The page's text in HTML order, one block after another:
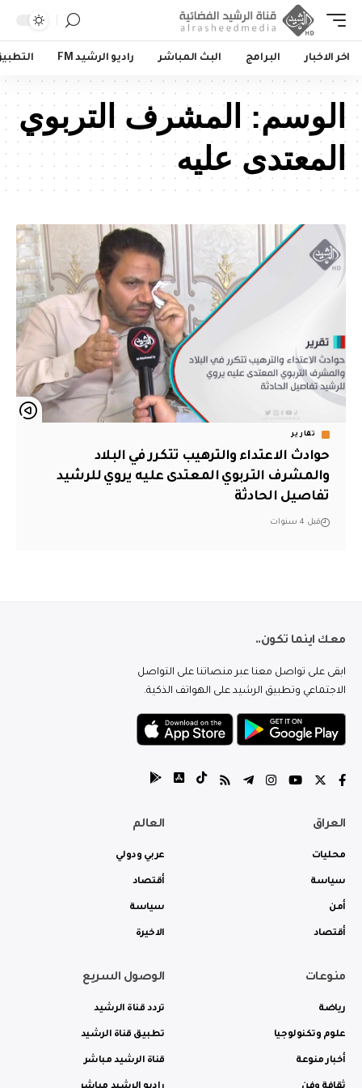
اخر الاخبار البرامج البث المباشر راديو الرشيد FM
الوسم: المشرف التربوي
المعتدى عليه
تقارير
حوادث الاعتداء والترهيب تتكرر في البلاد
والمشرف التربوي المعتدى عليه يروي للرشيد
تفاصيل الحادثة
قبل 4 سنوات
معك اينما تكون..
ابقى على تواصل معنا عبر منصاتنا على التواصل
الاجتماعي وتطبيق الرشيد على الهواتف الذكية.
العراق
محليات
سياسة
أمن
أقتصاد
العالم
عربي ودولي
أقتصاد
سياسة
الاخيرة
منوعات
رياضة
علوم وتكنولوجيا
أخبار منوعة
الوصول السريع
تردد قناة الرشيد
تطبيق قناة الرشيد
قناة الرشيد مباشر